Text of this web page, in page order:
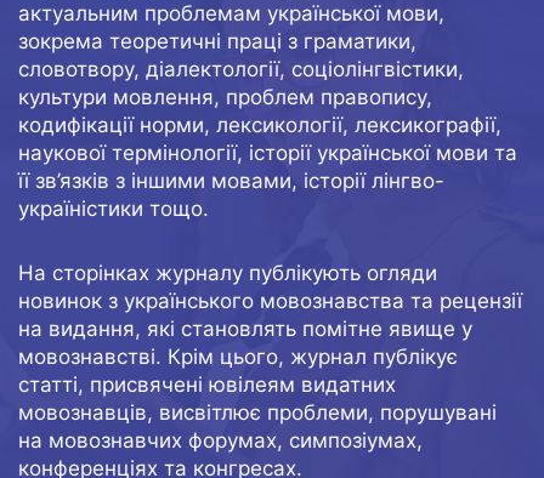
актуальним проблемам української мови,
зокрема теоретичні праці з граматики,
словотвору, діалектології, соціолінгвістики,
культури мовлення, проблем правопису,
кодифікації норми, лексикології, лексикографії,
наукової термінології, історії української мови та
її зв’язків з іншими мовами, історії лінгво-
україністики тощо.
На сторінках журналу публікують огляди
новинок з українського мовознавства та рецензії
на видання, які становлять помітне явище у
мовознавстві. Крім цього, журнал публікує
статті, присвячені ювілеям видатних
мовознавців, висвітлює проблеми, порушувані
на мовознавчих форумах, симпозіумах,
конференціях та конгресах.